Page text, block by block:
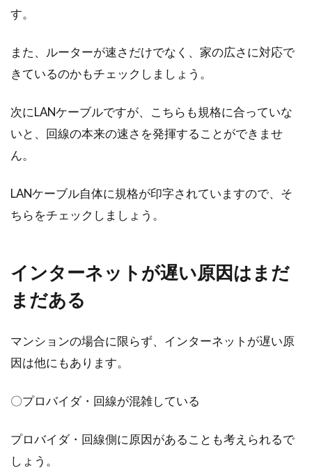
して配管に関する確認があります。その中古マ
ンション...
アパートのベランダでバーベキュー
「外が騒がしいと思って窓から見てみたら、ベ
ランダで和気あいあいとバーベキューをやって
念願の一戸建てが完成し、入居したときに「結
露で窓がびしゃびしゃ…」なんてことになって
憧れのマイホーム！新築か中古一戸
す。
また、ルーターが速さだけでなく、家の広さに対応で
きているのかもチェックしましょう。
次にLANケーブルですが、こちらも規格に合っていな
いと、回線の本来の速さを発揮することができませ
ん。
LANケーブル自体に規格が印字されていますので、そ
ちらをチェックしましょう。
インターネットが遅い原因はまだ
まだある
マンションの場合に限らず、インターネットが遅い原
因は他にもあります。
〇プロバイダ・回線が混雑している
プロバイダ・回線側に原因があることも考えられるで
しょう。